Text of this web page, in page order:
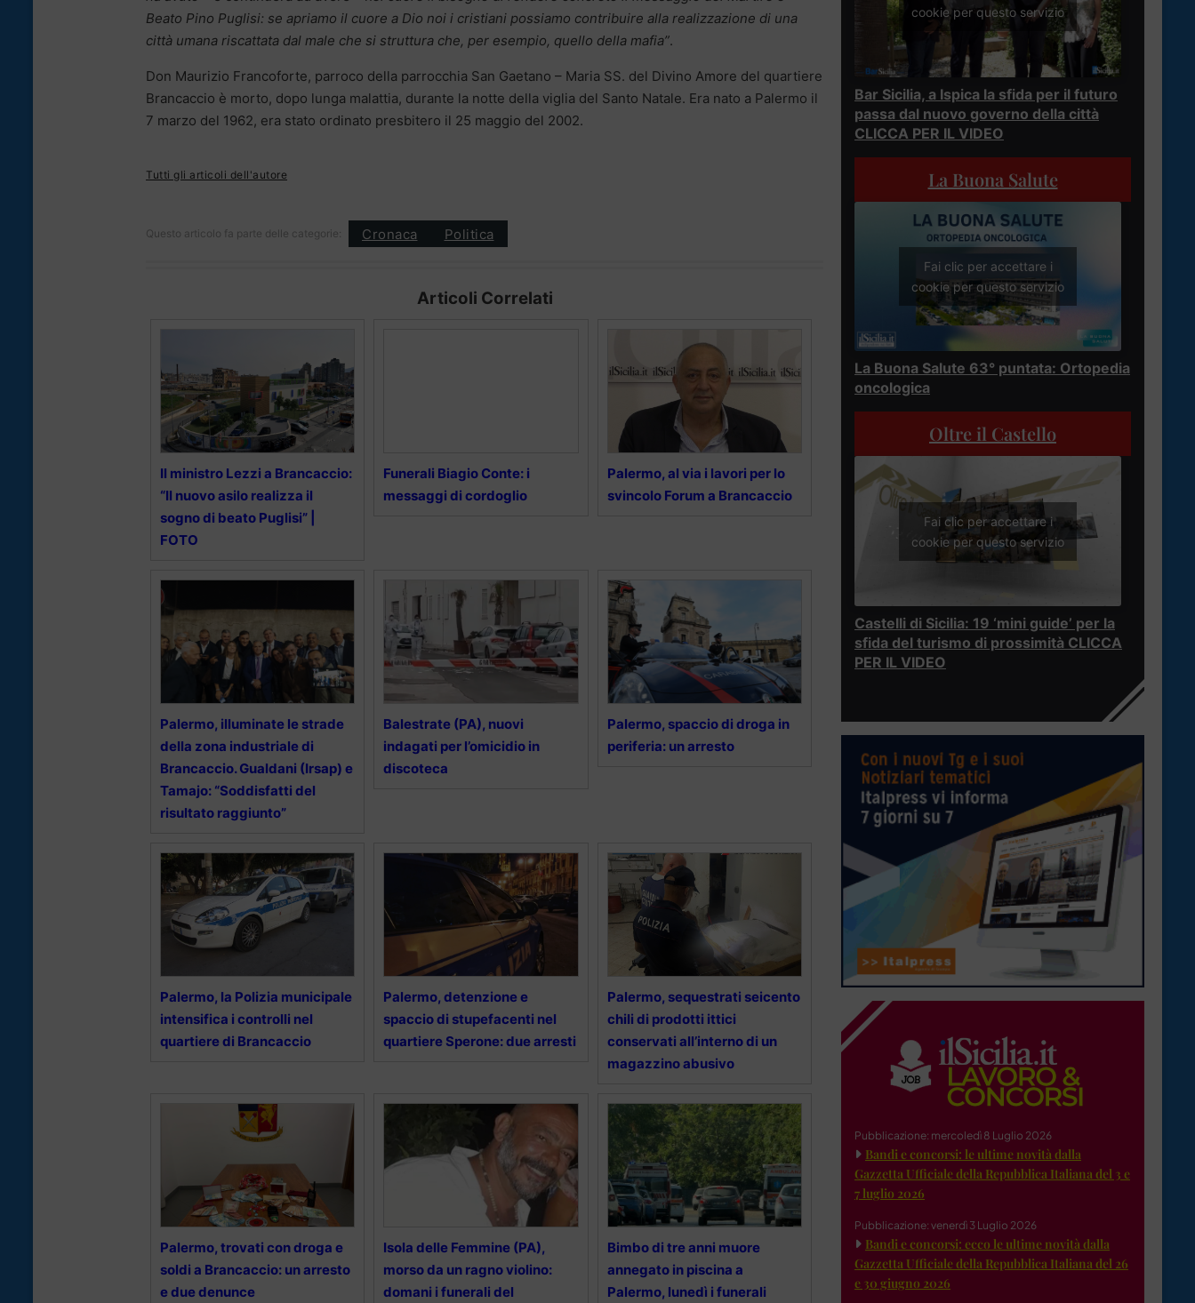
Beato Pino Puglisi: se apriamo il cuore a Dio noi i cristiani possiamo contribuire alla realizzazione di una
città umana riscattata dal male che si struttura che, per esempio, quello della mafia”.
Don Maurizio Francoforte, parroco della parrocchia San Gaetano – Maria SS. del Divino Amore del quartiere
Brancaccio è morto, dopo lunga malattia, durante la notte della viglia del Santo Natale. Era nato a Palermo il
7 marzo del 1962, era stato ordinato presbitero il 25 maggio del 2002.
Tutti gli articoli dell'autore
Questo articolo fa parte delle categorie: Cronaca Politica
Articoli Correlati
Il ministro Lezzi a Brancaccio:
“Il nuovo asilo realizza il
sogno di beato Puglisi” |
FOTO
Funerali Biagio Conte: i
messaggi di cordoglio
Palermo, al via i lavori per lo
svincolo Forum a Brancaccio
Palermo, illuminate le strade
della zona industriale di
Brancaccio. Gualdani (Irsap) e
Tamajo: “Soddisfatti del
risultato raggiunto”
Balestrate (PA), nuovi
indagati per l’omicidio in
discoteca
Palermo, spaccio di droga in
periferia: un arresto
Palermo, la Polizia municipale
intensifica i controlli nel
quartiere di Brancaccio
Palermo, detenzione e
spaccio di stupefacenti nel
quartiere Sperone: due arresti
Palermo, sequestrati seicento
chili di prodotti ittici
conservati all’interno di un
magazzino abusivo
Palermo, trovati con droga e
soldi a Brancaccio: un arresto
e due denunce
Isola delle Femmine (PA),
morso da un ragno violino:
domani i funerali del
Bimbo di tre anni muore
annegato in piscina a
Palermo, lunedì i funerali
cookie per questo servizio
Bar Sicilia, a Ispica la sfida per il futuro
passa dal nuovo governo della città
CLICCA PER IL VIDEO
La Buona Salute
Fai clic per accettare i
cookie per questo servizio
La Buona Salute 63° puntata: Ortopedia
oncologica
Oltre il Castello
Fai clic per accettare i
cookie per questo servizio
Castelli di Sicilia: 19 ‘mini guide’ per la
sfida del turismo di prossimità CLICCA
PER IL VIDEO
Pubblicazione: mercoledì 8 Luglio 2026
Bandi e concorsi: le ultime novità dalla
Gazzetta Ufficiale della Repubblica Italiana del 3 e
7 luglio 2026
Pubblicazione: venerdì 3 Luglio 2026
Bandi e concorsi: ecco le ultime novità dalla
Gazzetta Ufficiale della Repubblica Italiana del 26
e 30 giugno 2026